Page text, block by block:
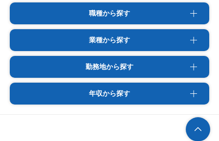
職種から探す
業種から探す
勤務地から探す
年収から探す